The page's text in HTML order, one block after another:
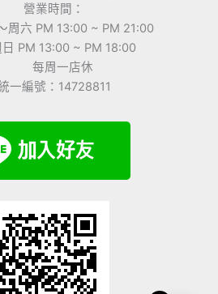
營業時間：
周六 PM 13:00 ~ PM 21:00
PM 13:00 ~ PM 18:00
每周一店休
一編號：14728811